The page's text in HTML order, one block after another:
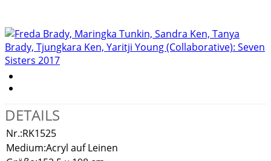
DETAILS
Nr.:RK1525
Medium:Acryl auf Leinen